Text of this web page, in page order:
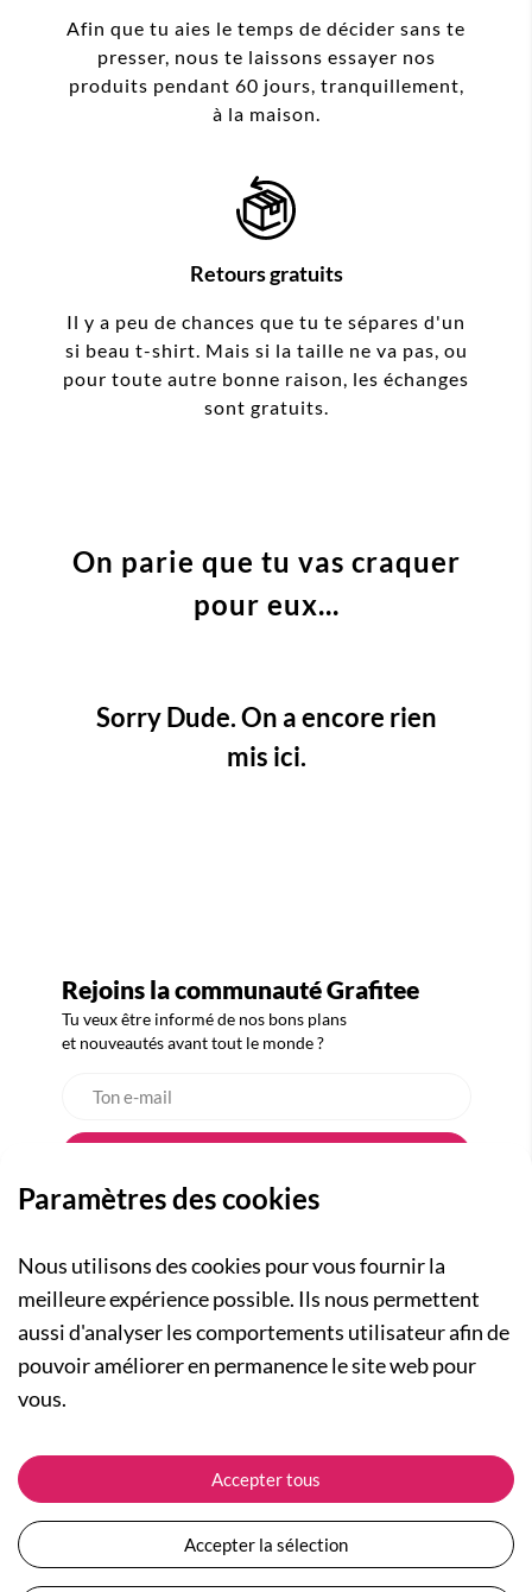
Afin que tu aies le temps de décider sans te
presser, nous te laissons essayer nos
produits pendant 60 jours, tranquillement,
à la maison.
Retours gratuits
Il y a peu de chances que tu te sépares d'un
si beau t-shirt. Mais si la taille ne va pas, ou
pour toute autre bonne raison, les échanges
sont gratuits.
On parie que tu vas craquer
pour eux...
Sorry Dude. On a encore rien
mis ici.
Rejoins la communauté Grafitee
Tu veux être informé de nos bons plans
et nouveautés avant tout le monde ?
A PROPOS
Qui sommes-nous ?
Actualités
Nos engagements
Plan du site
Devenir revendeur
NOS RUBRIQUES
Collection Femme
Collection Enfants
Les Totebags
Nos différents thèmes
ASSISTANCE
Suivre ma commande
Expédition et livraison
Retour et remboursement
Paramètres des cookies
Nous utilisons des cookies pour vous fournir la
meilleure expérience possible. Ils nous permettent
aussi d'analyser les comportements utilisateur afin de
pouvoir améliorer en permanence le site web pour
vous.
Accepter tous
Accepter la sélection